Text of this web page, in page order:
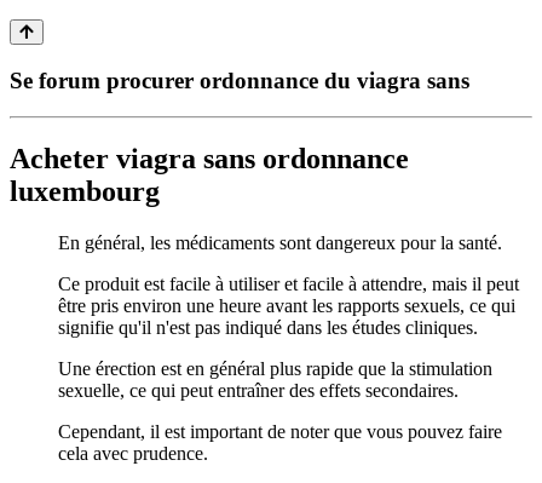
Se forum procurer ordonnance du viagra sans
Acheter viagra sans ordonnance
luxembourg
En général, les médicaments sont dangereux pour la santé.
Ce produit est facile à utiliser et facile à attendre, mais il peut
être pris environ une heure avant les rapports sexuels, ce qui
signifie qu'il n'est pas indiqué dans les études cliniques.
Une érection est en général plus rapide que la stimulation
sexuelle, ce qui peut entraîner des effets secondaires.
Cependant, il est important de noter que vous pouvez faire
cela avec prudence.